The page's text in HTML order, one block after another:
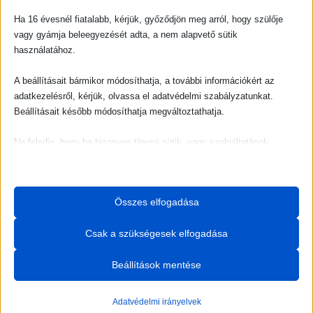
2026. május
2025. december
2025. szeptember
2025. augusztus
Ha 16 évesnél fiatalabb, kérjük, győződjön meg arról, hogy szülője
vagy gyámja beleegyezését adta, a nem alapvető sütik
használatához.
A beállításait bármikor módosíthatja, a további információkért az
adatkezelésről, kérjük, olvassa el adatvédelmi szabályzatunkat.
Beállításait később módosíthatja megváltoztathatja.
Ne feledje, hogy ha bizonyos típusú sütik, vagy szolgáltatások
működéséhez. Ezek a sütik és szolgáltatások a GDPR szerint nem
Összes elfogadása
Csak a szükségesek elfogadása
Beállítások mentése
Adatvédelmi irányelvek